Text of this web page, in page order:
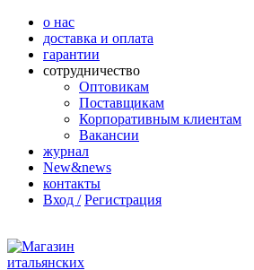
о нас
доставка и оплата
гарантии
сотрудничество
Оптовикам
Поставщикам
Корпоративным клиентам
Вакансии
журнал
New&news
контакты
Вход / Регистрация